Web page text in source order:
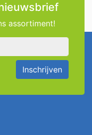
assortiment!
Inschrijven